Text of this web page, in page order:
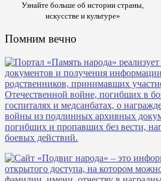
Узнайте больше об истории страны,
искусстве и культуре»
Помним вечно